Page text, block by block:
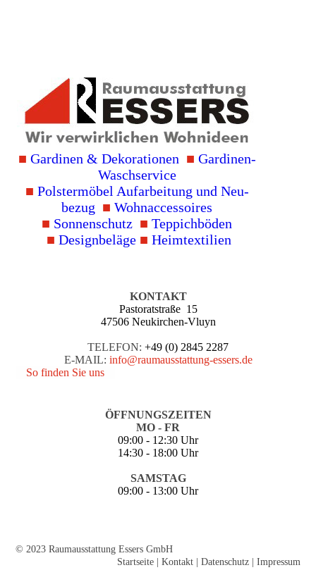
■ Gardinen & Deko­rationen ■ Gardinen-
Wasch­service
■ Polster­möbel Auf­arbei­tung und Neu­
bezug ■ Wohn­accessoires
■ Sonnen­schutz ■ Teppich­böden
■ Design­beläge ■ Heim­textilien
KONTAKT
Pastoratstraße 15
47506 Neukirchen-Vluyn
TELEFON: +49 (0) 2845 2287
E-MAIL: info@raumausstattung-essers.de
So finden Sie uns
ÖFFNUNGSZEITEN
MO - FR
09:00 - 12:30 Uhr
14:30 - 18:00 Uhr
SAMSTAG
09:00 - 13:00 Uhr
© 2023 Raumausstattung Essers GmbH
Startseite| Kontakt| Daten­schutz| Impressum